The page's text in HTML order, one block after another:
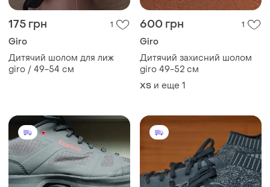
175 грн 1
Giro
Дитячий шолом для лиж
giro / 49-54 см
600 грн 1
Giro
Дитячий захисний шолом
giro 49-52 см
XS и еще 1